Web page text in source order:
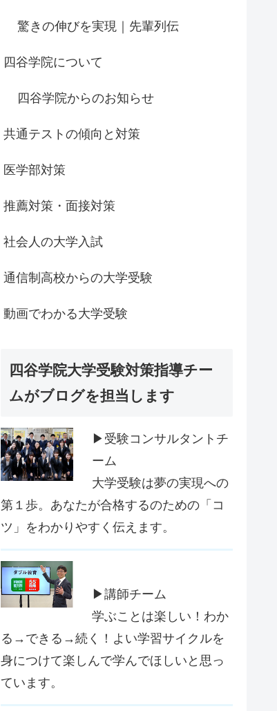
驚きの伸びを実現｜先輩列伝
四谷学院について
四谷学院からのお知らせ
共通テストの傾向と対策
医学部対策
推薦対策・面接対策
社会人の大学入試
通信制高校からの大学受験
動画でわかる大学受験
四谷学院大学受験対策指導チー
ムがブログを担当します
▶受験コンサルタントチ
ーム
大学受験は夢の実現への
第１歩。あなたが合格するのための「コ
ツ」をわかりやすく伝えます。
▶講師チーム
学ぶことは楽しい！わか
る→できる→続く！よい学習サイクルを
身につけて楽しんで学んでほしいと思っ
ています。